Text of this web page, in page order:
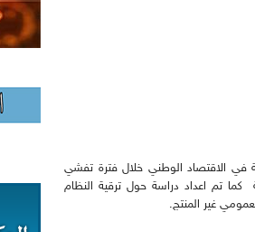
في الاقتصاد الوطني خلال فترة تفشي
كما تم اعداد دراسة حول ترقية النظام
غير المنتج.